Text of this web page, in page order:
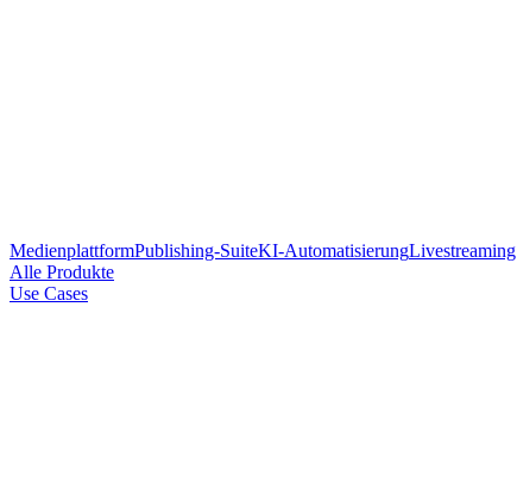
MedienplattformPublishing-SuiteKI-AutomatisierungLivestreaming
Alle Produkte
Use Cases